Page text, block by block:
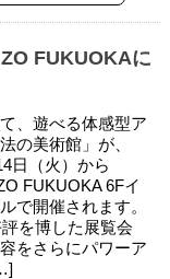
FUKUOKAに
、遊べる体感型ア
の美術館」が、
日（火）から
FUKUOKA 6Fイ
で開催されます。
を博した展覧会
をさらにパワーア